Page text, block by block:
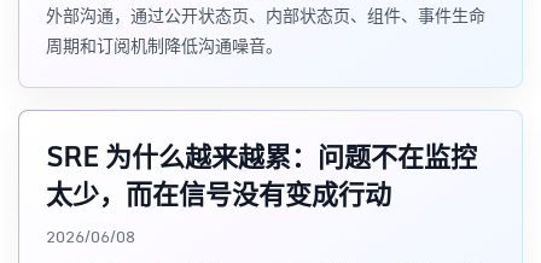
外部沟通，通过公开状态页、内部状态页、组件、事件生命
周期和订阅机制降低沟通噪音。
SRE 为什么越来越累：问题不在监控
太少，而在信号没有变成行动
2026/06/08